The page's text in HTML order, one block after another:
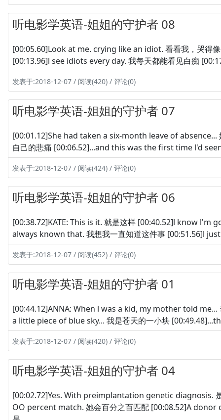
听电影学英语-姐姐的守护者 08
[00:05.60]Look at me. crying like an idiot. 看看我，哭得
[00:13.96]l see idiots every day. 我每天都能看见白痴
发表于:2018-12-07 / 阅读(420) / 评论(0)
听电影学英语-姐姐的守护者 07
[00:01.12]She had taken a six-month leave of
自己的悲痛 [00:06.52]...and this was the first time l'd
发表于:2018-12-07 / 阅读(424) / 评论(0)
听电影学英语-姐姐的守护者 06
[00:38.72]KATE: This is it. 就是这样 [00:40.52]l know l'm
always known that. 我想我一直知道这件事 [00:51.56]l
发表于:2018-12-07 / 阅读(452) / 评论(0)
听电影学英语-姐姐的守护者 01
[00:44.12]ANNA: When l was a kid, my mother told
a little piece of blue sky... 我是苍天的一小块
发表于:2018-12-07 / 阅读(420) / 评论(0)
听电影学英语-姐姐的守护者 04
[00:02.72]Yes. With preimplantation genetic diagnosis.
OO percent match. 她会百分之百匹配 [00:08.52]A